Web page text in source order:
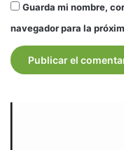
Guarda mi nombre,
navegador para la